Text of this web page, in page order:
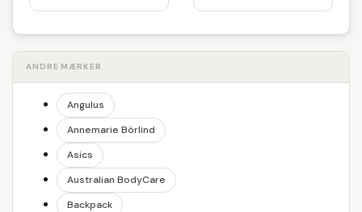
ANDRE MÆRKER
Angulus
Annemarie Börlind
Asics
Australian BodyCare
Backpack